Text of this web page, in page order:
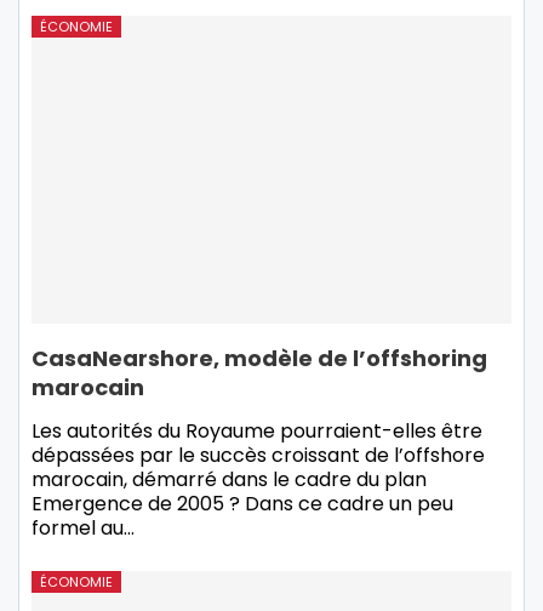
ÉCONOMIE
CasaNearshore, modèle de l’offshoring
marocain
Les autorités du Royaume pourraient-elles être
dépassées par le succès croissant de l’offshore
marocain, démarré dans le cadre du plan
Emergence de 2005 ? Dans ce cadre un peu
formel au…
ÉCONOMIE